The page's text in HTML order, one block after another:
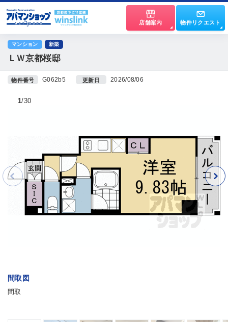
店舗案内 物件リクエスト
マンション 新築
ＬＷ京都桜邸
物件番号 G062b5 更新日 2026/08/06
間取図
間取
1 30